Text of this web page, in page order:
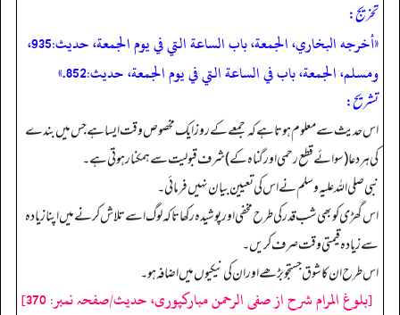
تخریج:
«أخرجه البخاري، الجمعة، باب الساعة التي في يوم الجمعة، حديث:935،
ومسلم، الجمعة، باب في الساعة التي في يوم الجمعة، حديث:852.»
تشریح:
اس حدیث سے معلوم ہوتا ہے کہ جمعے کے روز ایک مخصوص وقت ایسا ہے جس میں بندے
کی ہر دعا (سوائے قطع رحمی اور گناہ کے) شرف قبولیت سے ہمکنار ہوتی ہے۔
نبی صلی اللہ علیہ وسلم نے اس کی تعیین بیان نہیں فرمائی۔
اس گھڑی کو بھی شب قدر کی طرح مخفی اور پوشیدہ رکھا تاکہ لوگ اسے تلاش کرنے میں اپنا زیادہ
سے زیادہ قیمتی وقت صرف کریں۔
اس طرح ان کا شوق جستجو بڑھے اور ان کی نیکیوں میں اضافہ ہو۔
[بلوغ المرام شرح از صفی الرحمن مبارکپوری، حدیث/صفحہ نمبر: 370]